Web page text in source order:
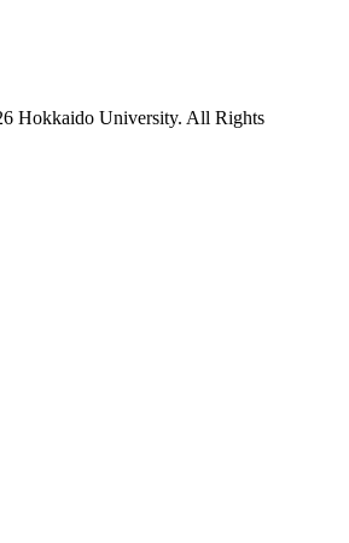
Hokkaido University. All Rights